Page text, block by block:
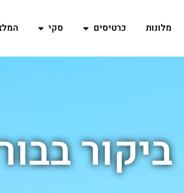
מלונות כרטיסים סקי
ביקור